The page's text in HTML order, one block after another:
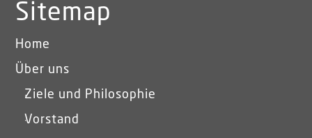
Sitemap
Home
Über uns
Ziele und Philosophie
Vorstand